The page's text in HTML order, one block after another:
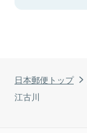
日本郵便トップ
江古川